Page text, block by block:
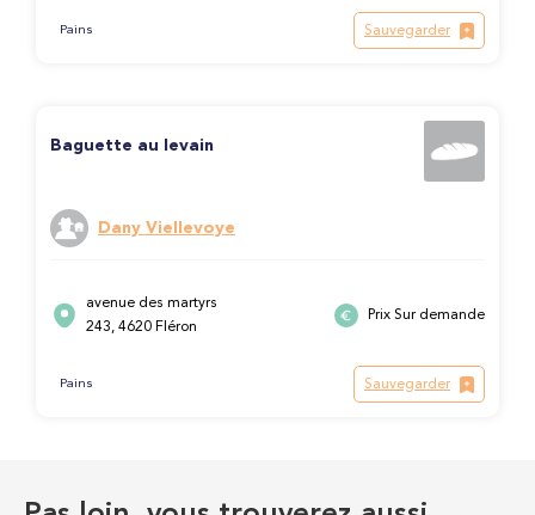
Pains Sauvegarder
Baguette au levain
Dany Viellevoye
avenue des martyrs
243, 4620 Fléron
Prix Sur demande
Pains Sauvegarder